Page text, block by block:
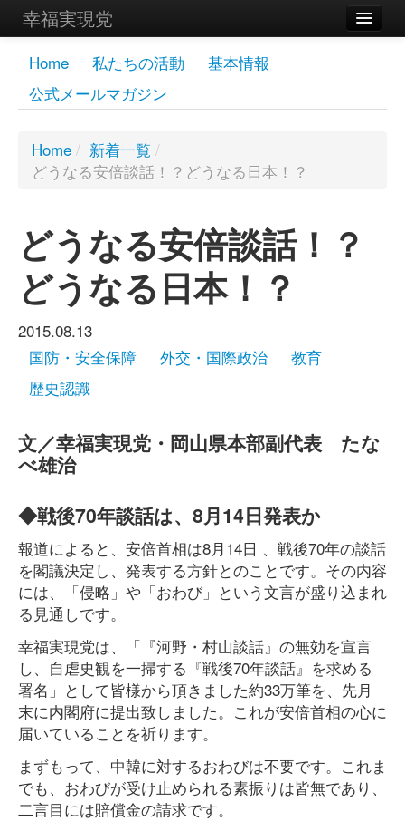
幸福実現党
メンバーズページ
党員
お問い合わせ
Home 私たちの活動
基本情報
公式メールマガジン
Home / 新着一覧 /
どうなる安倍談話！？どうなる日本！？
どうなる安倍談話！？
どうなる日本！？
2015.08.13
国防・安全保障
外交・国際政治
教育
歴史認識
文／幸福実現党・岡山県本部副代表 たな
べ雄治
◆戦後70年談話は、8月14日発表か
報道によると、安倍首相は8月14日 、戦後70年の談話
を閣議決定し、発表する方針とのことです。その内容
には、「侵略」や「おわび」という文言が盛り込まれ
る見通しです。
幸福実現党は、「『河野・村山談話』の無効を宣言
し、自虐史観を一掃する『戦後70年談話』を求める
署名」として皆様から頂きました約33万筆を、先月
末に内閣府に提出致しました。これが安倍首相の心に
届いていることを祈ります。
まずもって、中韓に対するおわびは不要です。これま
でも、おわびが受け止められる素振りは皆無であり、
二言目には賠償金の請求です。